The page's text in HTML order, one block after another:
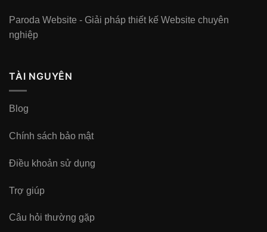
Paroda Website - Giải pháp thiết kế Website chuyên
nghiệp
TÀI NGUYÊN
Blog
Chính sách bảo mật
Điều khoản sử dụng
Trợ giúp
Câu hỏi thường gặp